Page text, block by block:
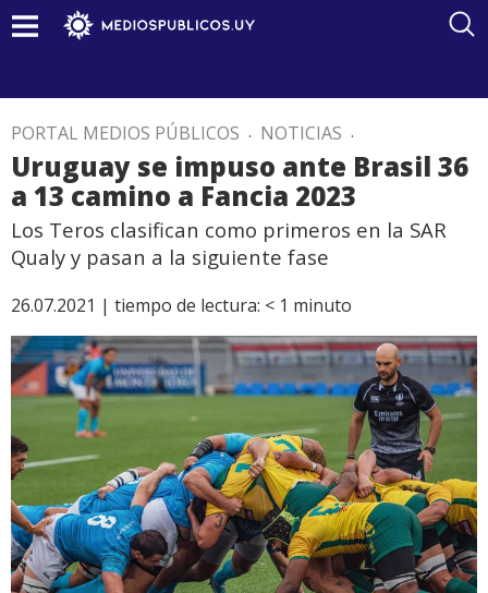
PORTAL MEDIOS PÚBLICOS . NOTICIAS .
Uruguay se impuso ante Brasil 36
a 13 camino a Fancia 2023
Los Teros clasifican como primeros en la SAR
Qualy y pasan a la siguiente fase
26.07.2021 | tiempo de lectura: < 1 minuto